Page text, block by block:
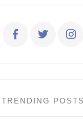
TRENDING POSTS